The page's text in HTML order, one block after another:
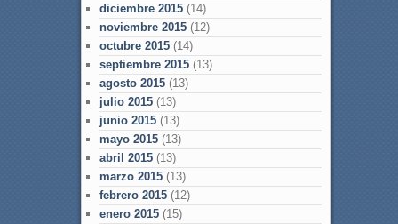
diciembre 2015(14)
noviembre 2015(12)
octubre 2015(14)
septiembre 2015(13)
agosto 2015(13)
julio 2015(13)
junio 2015(13)
mayo 2015(13)
abril 2015(13)
marzo 2015(13)
febrero 2015(12)
enero 2015(15)